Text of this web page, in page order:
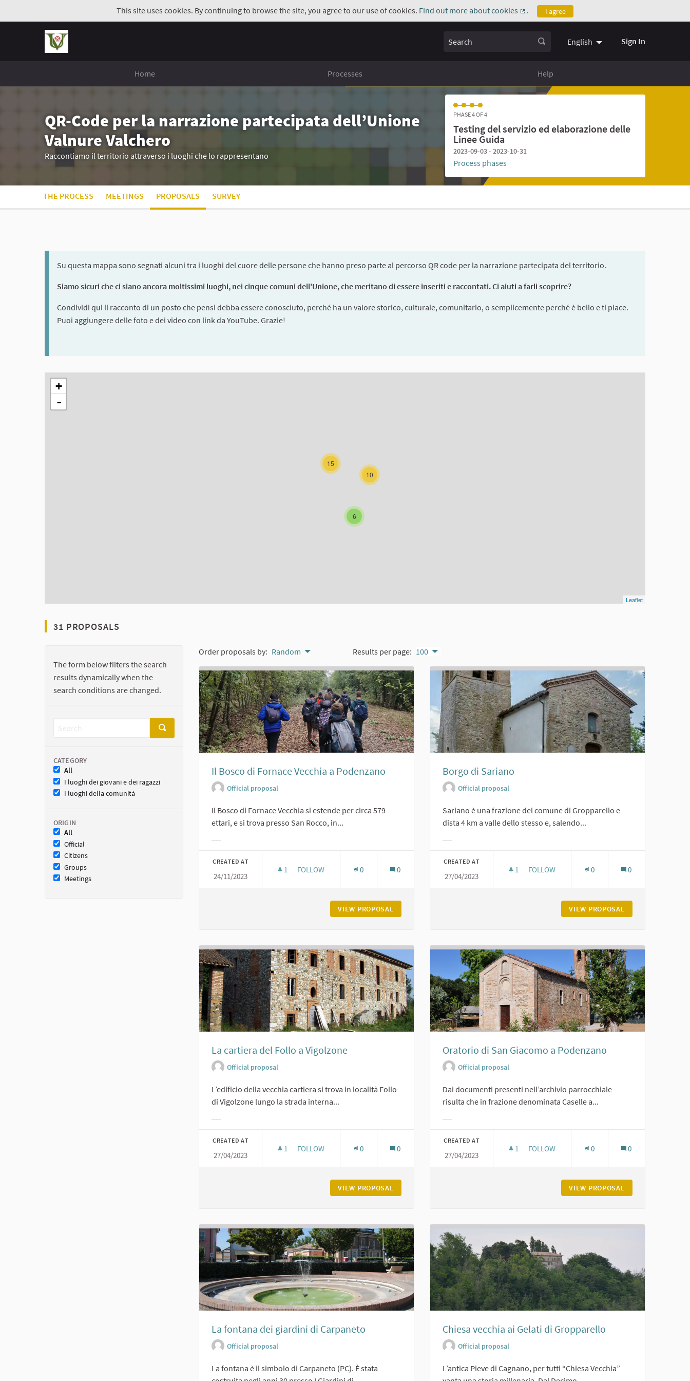
This site uses cookies. By continuing to browse the site, you agree to our use of cookies. Find out more about cookies
(External link)
. I agree
Search English Sign In
Home Processes Help
QR-Code per la narrazione partecipata dell’Unione
Valnure Valchero
Raccontiamo il territorio attraverso i luoghi che lo rappresentano
PHASE 4 OF 4
Testing del servizio ed elaborazione delle
Linee Guida
2023-09-03 - 2023-10-31
Process phases
THE PROCESS MEETINGS PROPOSALS SURVEY
Su questa mappa sono segnati alcuni tra i luoghi del cuore delle persone che hanno preso parte al percorso QR code per la narrazione partecipata del territorio.
Siamo sicuri che ci siano ancora moltissimi luoghi, nei cinque comuni dell’Unione, che meritano di essere inseriti e raccontati. Ci aiuti a farli scoprire?
Condividi qui il racconto di un posto che pensi debba essere conosciuto, perché ha un valore storico, culturale, comunitario, o semplicemente perché è bello e ti piace.
Puoi aggiungere delle foto e dei video con link da YouTube. Grazie!
The following element is a map which presents the items on this page as map points. The element can be used with a screen reader but it may be hard to understand.
6
10
15
+
-
Leaflet
31 PROPOSALS
The form below filters the search
results dynamically when the
search conditions are changed.
CATEGORY
All
I luoghi dei giovani e dei ragazzi
I luoghi della comunità
ORIGIN
All
Official
Citizens
Groups
Meetings
Order proposals by: Random Results per page: 100
Il Bosco di Fornace Vecchia a Podenzano
Official proposal
Il Bosco di Fornace Vecchia si estende per circa 579
ettari, e si trova presso San Rocco, in...
CREATED AT
24/11/2023
1 1 FOLLOWER
FOLLOW
IL BOSCO DI FORNACE VECCHIA A PODENZANO
0 0
VIEW PROPOSAL
Borgo di Sariano
Official proposal
Sariano è una frazione del comune di Gropparello e
dista 4 km a valle dello stesso e, salendo...
CREATED AT
27/04/2023
1 1 FOLLOWER
FOLLOW 0 0
VIEW PROPOSAL
La cartiera del Follo a Vigolzone
Official proposal
L’edificio della vecchia cartiera si trova in località Follo
di Vigolzone lungo la strada interna...
CREATED AT
27/04/2023
1 1 FOLLOWER
FOLLOW 0 0
VIEW PROPOSAL
Oratorio di San Giacomo a Podenzano
Official proposal
Dai documenti presenti nell’archivio parrocchiale
risulta che in frazione denominata Caselle a...
CREATED AT
27/04/2023
1 1 FOLLOWER
FOLLOW 0 0
VIEW PROPOSAL
La fontana dei giardini di Carpaneto
Official proposal
La fontana è il simbolo di Carpaneto (PC). È stata
Chiesa vecchia ai Gelati di Gropparello
Official proposal
L’antica Pieve di Cagnano, per tutti “Chiesa Vecchia”